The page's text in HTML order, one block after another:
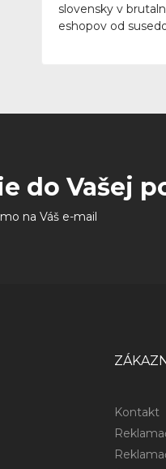
slovensky v
eshopov od
do Vašej
na Váš e-mail
Kontakt